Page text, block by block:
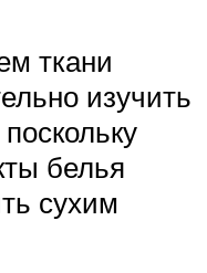
ткани
изучить
белья
сухим